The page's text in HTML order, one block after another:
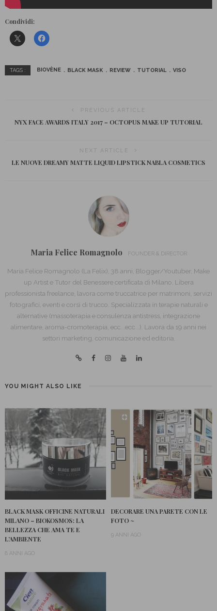
Condividi:
TAGS : BIOVÈNE BLACK MASK REVIEW TUTORIAL VISO
PREVIOUS ARTICLE
NYX FACE AWARDS ITALY 2017 – OCTOPUS MAKE UP TUTORIAL
NEXT ARTICLE
LE NUOVE DREAMY MATTE LIQUID LIPSTICK NABLA COSMETICS
Maria Felice Romagnolo FOUNDER & DIRECTOR
Maria Felice Romagnolo (La Felix), 38 anni, Blogger/Youtuber, Make
up Artist e Tutor del Benessere certificata di Milano. Libera
professionista freelance, lavora come truccatrice per matrimoni, servizi
fotografici, eventi e corsi di trucco. Specializzata in terapie naturali e
alternative (massoterapia e consulenza antistress, integrazione
alimentare, aroma-cromoterapia, ecc...ecc...). Lavora da 19 anni nei
settori marketing, comunicazione ed editoria.
YOU MIGHT ALSO LIKE
BLACK MASK OFFICINE NATURALI
MILANO – BIOKOSMOS: LA
BELLEZZA CHE AMA TE E
L’AMBIENTE
8 ANNI AGO
DECORARE UNA PARETE CON LE
FOTO ~
9 ANNI AGO